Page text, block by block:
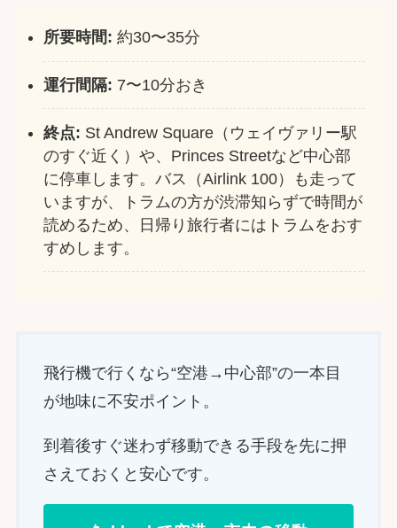
所要時間: 約30〜35分
運行間隔: 7〜10分おき
終点: St Andrew Square（ウェイヴァリー駅
のすぐ近く）や、Princes Streetなど中心部
に停車します。バス（Airlink 100）も走って
いますが、トラムの方が渋滞知らずで時間が
読めるため、日帰り旅行者にはトラムをおす
すめします。
飛行機で行くなら“空港→中心部”の一本目
が地味に不安ポイント。
到着後すぐ迷わず移動できる手段を先に押
さえておくと安心です。